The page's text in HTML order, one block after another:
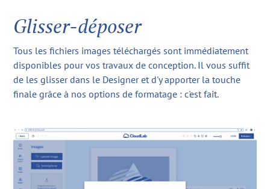
Glisser-déposer
Tous les fichiers images téléchargés sont immédiatement
disponibles pour vos travaux de conception. Il vous suffit
de les glisser dans le Designer et d'y apporter la touche
finale grâce à nos options de formatage : c'est fait.